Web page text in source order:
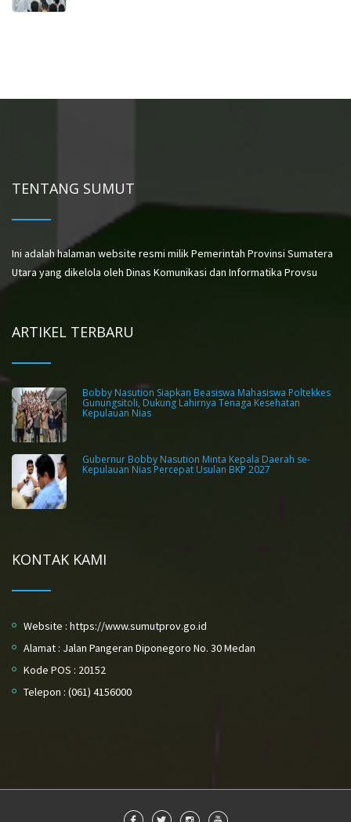
TENTANG SUMUT
Ini adalah halaman website resmi milik Pemerintah Provinsi Sumatera
Utara yang dikelola oleh Dinas Komunikasi dan Informatika Provsu
ARTIKEL TERBARU
Bobby Nasution Siapkan Beasiswa Mahasiswa Poltekkes
Gunungsitoli, Dukung Lahirnya Tenaga Kesehatan
Kepulauan Nias
Gubernur Bobby Nasution Minta Kepala Daerah se-
Kepulauan Nias Percepat Usulan BKP 2027
KONTAK KAMI
Website : https://www.sumutprov.go.id
Alamat : Jalan Pangeran Diponegoro No. 30 Medan
Kode POS : 20152
Telepon : (061) 4156000